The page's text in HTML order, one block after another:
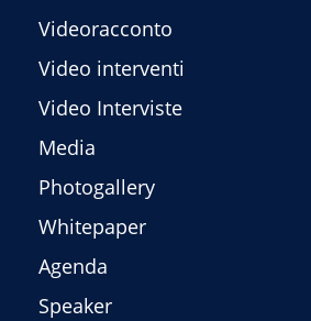
Videoracconto
Video interventi
Video Interviste
Media
Photogallery
Whitepaper
Agenda
Speaker